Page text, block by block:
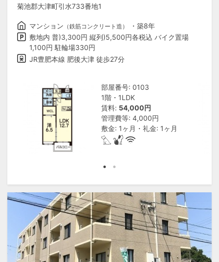
菊池郡大津町引水733番地1
マンション （鉄筋コンクリート造）
・築8年
敷地内 普)3,300円 縦列)5,500円各税込 バイク置場
1,100円 駐輪場330円
JR豊肥本線 肥後大津 徒歩27分
部屋番号: 0103
1階・1LDK
賃料: 54,000円
管理費等: 4,000円
敷金: 1ヶ月・礼金: 1ヶ月